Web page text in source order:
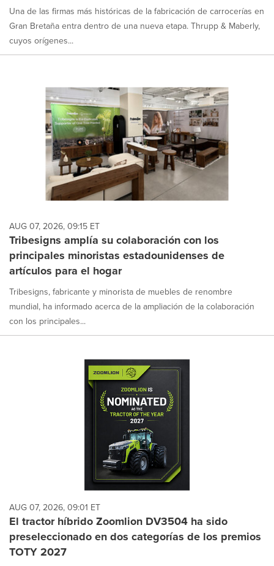
Una de las firmas más históricas de la fabricación de carrocerías en
Gran Bretaña entra dentro de una nueva etapa. Thrupp & Maberly,
cuyos orígenes...
AUG 07, 2026, 09:15 ET
Tribesigns amplía su colaboración con los
principales minoristas estadounidenses de
artículos para el hogar
Tribesigns, fabricante y minorista de muebles de renombre
mundial, ha informado acerca de la ampliación de la colaboración
con los principales...
AUG 07, 2026, 09:01 ET
El tractor híbrido Zoomlion DV3504 ha sido
preseleccionado en dos categorías de los premios
TOTY 2027